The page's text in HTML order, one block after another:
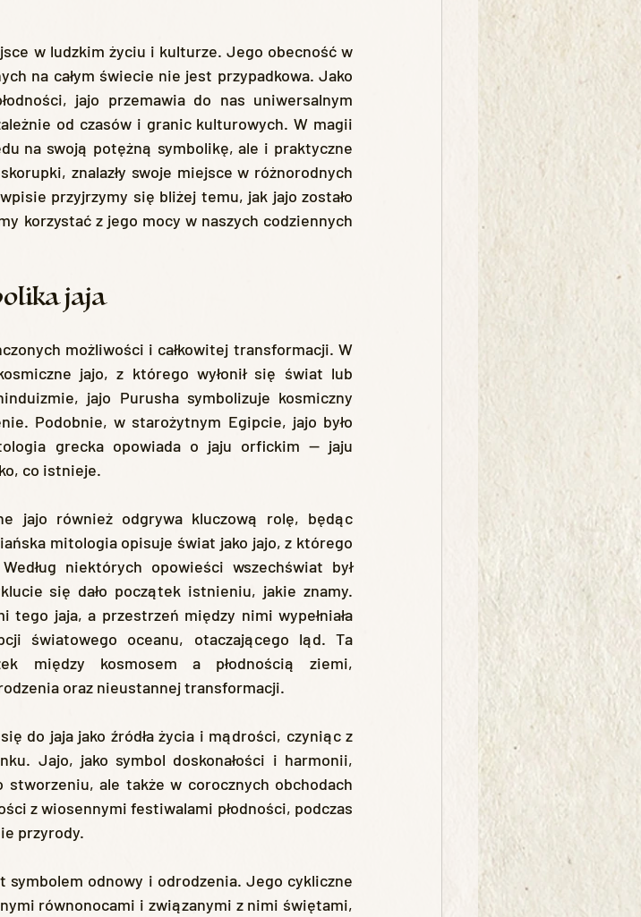
na całym świecie nie jest przypadkowa. Jako
jajo przemawia do nas uniwersalnym
od czasów i granic kulturowych. W magii
na swoją potężną symbolikę, ale i praktyczne
znalazły swoje miejsce w różnorodnych
przyjrzymy się bliżej temu, jak jajo zostało
korzystać z jego mocy w naszych codziennych
jaja
jajo, z którego wyłonił się świat lub
jajo Purusha symbolizuje kosmiczny
Podobnie, w starożytnym Egipcie, jajo było
grecka opowiada o jaju orfickim — jaju
co istnieje.
mitologia opisuje świat jako jajo, z którego
niektórych opowieści wszechświat był
się dało początek istnieniu, jakie znamy.
tego jaja, a przestrzeń między nimi wypełniała
światowego oceanu, otaczającego ląd. Ta
między kosmosem a płodnością ziemi,
oraz nieustannej transformacji.
Jajo, jako symbol doskonałości i harmonii,
ale także w corocznych obchodach
z wiosennymi festiwalami płodności, podczas
przyrody.
równonocami i związanymi z nimi świętami,